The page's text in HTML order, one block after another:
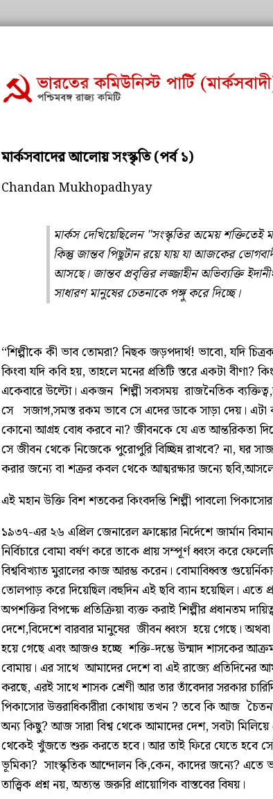
মার্কসবাদের আলোয় সংস্কৃতি (পর্ব ১)
Chandan Mukhopadhyay
মার্কস দেখিয়েছিলেন "সংস্কৃতির অমেয়
কিন্তু জান্তব পিছুটান রয়ে যায় যা আজকের
আসছে। জান্তব প্রবৃত্তির লজ্জাহীন অভিব্যক্তি
সাধারণ মানুষের চেতনাকে পঙ্গু করে দিচ্ছে।
‘‘শিল্পীকে কী ভাব তোমরা? নিছক জড়পদার্থ! ভাবো, যদি
কিংবা যদি কবি হয়, তাহলে মনের প্রতিটি স্তরে একটা বীণা?
একেবারে উল্টো। একজন শিল্পী সবসময় রাজনৈতিক
সে সজাগ,সমস্ত রকম ভাবে সে এদের ডাকে সাড়া দেয়।
কোনো আগ্রহ বোধ করবে না? জীবনকে যে এত আন্তরিকতা
সে জীবন থেকে নিজেকে পুরোপুরি বিচ্ছিন্ন রাখবে? না, ঘর
করার জন্যে বা শত্রুর কবল থেকে আত্মরক্ষার জন্যে ছবি,আসলে
এই মহান উক্তি বিশ শতকের কিংবদন্তি শিল্পী পাবলো
১৯৩৭-এর ২৬ এপ্রিল জেনারেল ফ্রাঙ্কোর নির্দেশে জার্মান
নির্বিচারে বোমা বর্ষণ করে তাকে প্রায় সম্পূর্ণ ধ্বংস করে
বিশ্ববিখ্যাত মুরালের কাজ আরম্ভ করেন। বোমাবিধ্বস্ত
তোলপাড় করে দিয়েছিল।বহুদিন এই ছবি ব্যান হয়েছিল। এতে
অপশক্তির বিপক্ষে প্রতিক্রিয়া ব্যক্ত করাই শিল্পীর প্রধানতম
দেশে,বিদেশে বারবার মানুষের জীবন ধ্বংস হয়ে গেছে।
হয়ে গেছে এবং আজও হচ্ছে শক্তি-দম্ভে উন্মাদ শাসকের আক্রমণে
বোমায়। এর সাথে আমাদের দেশে বা এই রাজ্যে প্রতিদিনের
করছে, এরই সাথে শাসক শ্রেণী আর তার তাঁবেদার সরকার
পিকাসোর উত্তরাধিকারীরা কোথায় তখন ? তবে কি আজ
অন্য কিছু? আজ সারা বিশ্ব থেকে আমাদের দেশ, সবটা মিলিয়ে
থেকেই খুঁজতে শুরু করতে হবে। আর তাই ফিরে যেতে হবে
ভূমিকা? সাংস্কৃতিক আন্দোলন কি,কেন, কাদের জন্যে? এতে
তাত্ত্বিক প্রশ্ন নয়, অত্যন্ত জরুরি প্রায়োগিক বাস্তবের বিষয়।